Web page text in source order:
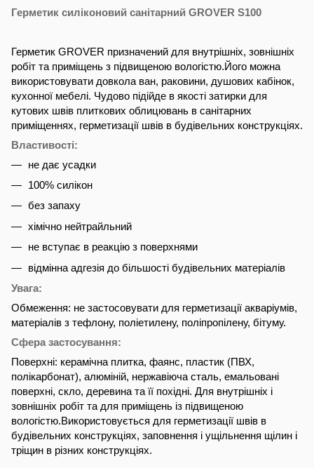
Герметик силіконовий санітарний GROVER S100
Герметик GROVER призначений для внутрішніх, зовнішніх
робіт та приміщень з підвищеною вологістю.Його можна
використовувати довкола ван, раковини, душових кабінок,
кухонної мебелі. Чудово підійде в якості затирки для
кутових швів плиткових облицювань в санітарних
приміщеннях, герметизації швів в будівельних конструкціях.
Властивості:
не дає усадки
100% силікон
без запаху
хімічно нейтрайльний
не вступає в реакцію з поверхнями
відмінна адгезія до більшості будівельних матеріалів
Увага:
Обмеження: не застосовувати для герметизації акваріумів,
матеріалів з тефлону, поліетилену, поліпропілену, бітуму.
Сфера застосування:
Поверхні: керамічна плитка, фаянс, пластик (ПВХ,
полікарбонат), алюміній, нержавіюча сталь, емальовані
поверхні, скло, деревина та її похідні. Для внутрішніх і
зовнішніх робіт та для приміщень із підвищеною
вологістю.Використовується для герметизації швів в
будівельних конструкціях, заповнення і ущільнення щілин і
тріщин в різних конструкціях.